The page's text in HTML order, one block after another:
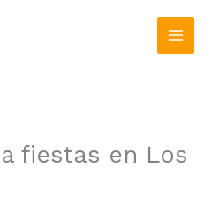
fiestas en Los